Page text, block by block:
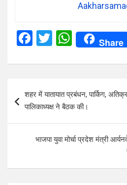
F
ce
b
o
k
T
tt
W
h
at
s
A
p
Share
navigation
शहर में यातायात प्रबंधन, पार्किग,
पालिकाध्यक्ष ने बैठक की।
भाजपा युवा मोर्चा प्रदेश मंत्री